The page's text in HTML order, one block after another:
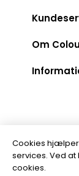
Om
Cookies hjælper
services. Ved
cookies.